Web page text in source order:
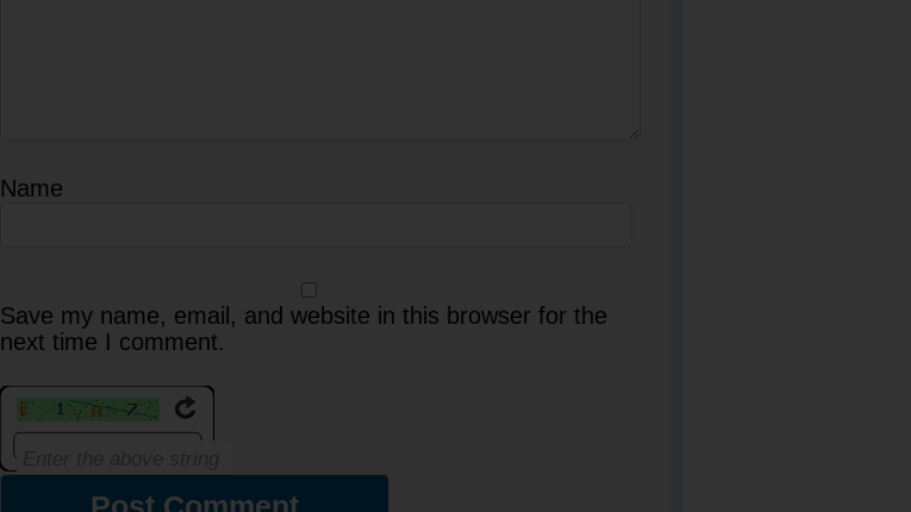
Name
Save my name, email, and website in this browser for the
next time I comment.